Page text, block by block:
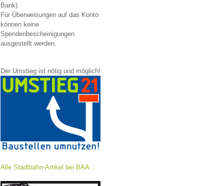
Bank)
Für Überweisungen auf das Konto
können keine
Spendenbescheinigungen
ausgestellt werden.
Der Umstieg ist nötig und möglich!
Alle Stadtbahn-Artikel bei BAA ...